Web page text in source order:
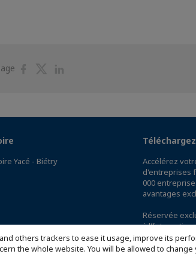
others trackers to ease it usage, improve its
the whole website. You will be allowed to
PartagerPartager
Yacé - Biétry
Accélérez
d'entreprises
000
avantages
Réservée
à